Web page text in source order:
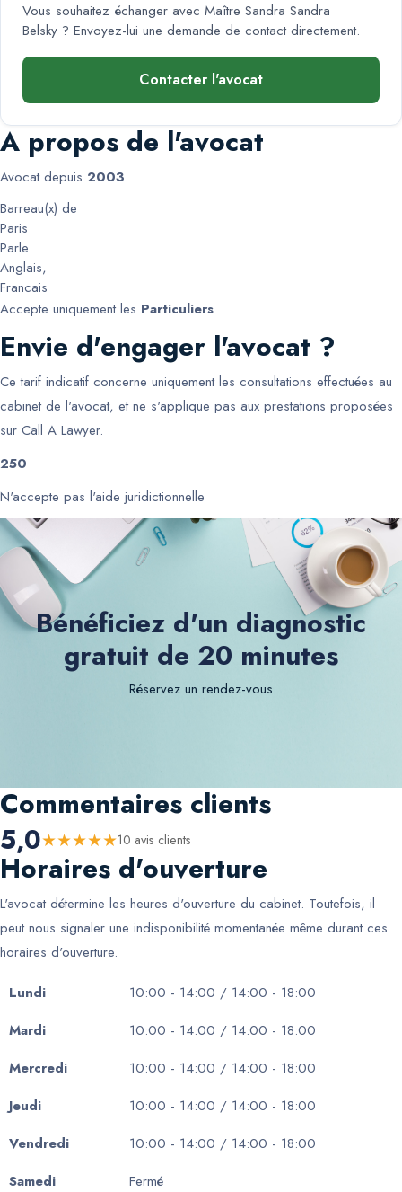
Vous souhaitez échanger avec Maître Sandra Sandra
Belsky ? Envoyez-lui une demande de contact directement.
Contacter l'avocat
A propos de l'avocat
Avocat depuis 2003
Barreau(x) de
Paris
Parle
Anglais,
Francais
Accepte uniquement les Particuliers
Envie d'engager l'avocat ?
Ce tarif indicatif concerne uniquement les consultations effectuées au
cabinet de l'avocat, et ne s'applique pas aux prestations proposées
sur Call A Lawyer.
250
N'accepte pas l'aide juridictionnelle
Bénéficiez d'un diagnostic
gratuit de 20 minutes
Réservez un rendez-vous
Commentaires clients
5,0★★★★★10 avis clients
Horaires d'ouverture
L'avocat détermine les heures d'ouverture du cabinet. Toutefois, il
peut nous signaler une indisponibilité momentanée même durant ces
horaires d'ouverture.
Lundi
10:00 - 14:00 / 14:00 - 18:00
Mardi
10:00 - 14:00 / 14:00 - 18:00
Mercredi
10:00 - 14:00 / 14:00 - 18:00
Jeudi
10:00 - 14:00 / 14:00 - 18:00
Vendredi
10:00 - 14:00 / 14:00 - 18:00
Samedi
Fermé